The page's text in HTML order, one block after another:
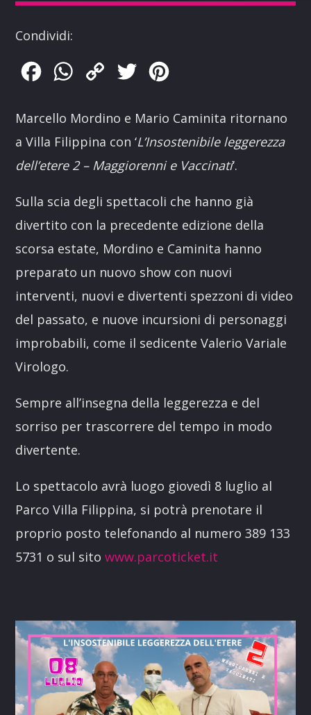
Condividi:
FacebookWhatsApp
Copy
Twitter
Marcello Mordino e Mario Caminita ritornano
a Villa Filippina con ‘L’Insostenibile leggerezza
dell’etere 2 – Maggiorenni e Vaccinati‘.
Sulla scia degli spettacoli che hanno già
divertito con la precedente edizione della
scorsa estate, Mordino e Caminita hanno
preparato un nuovo show con nuovi
interventi, nuovi e divertenti spezzoni di video
del passato, e nuove incursioni di personaggi
improbabili, come il sedicente Valerio Variale
Virologo.
Sempre all’insegna della leggerezza e del
sorriso per trascorrere del tempo in modo
divertente.
Lo spettacolo avrà luogo giovedì 8 luglio al
Parco Villa Filippina, si potrà prenotare il
proprio posto telefonando al numero 389 133
5731 o sul sitowww.parcoticket.it